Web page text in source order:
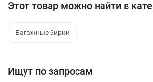
Этот товар можно найти в
Багажные бирки
Ищут по запросам